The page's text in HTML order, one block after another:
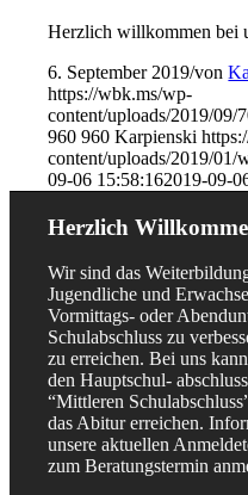
Herzlich willkommen bei
6. September 2019/von
https://wbk.ms/wp-
content/uploads/2019/09/
960 960 Karpienski
content/uploads/2019/01/
09-06 15:58:162019-09-
Herzlich
Wir sind das
Jugendliche und
Vormittags- oder
Schulabschluss zu
zu erreichen. Bei uns
den Hauptschul-
“Mittleren
das Abitur erreichen.
unsere aktuellen
zum Beratungstermin